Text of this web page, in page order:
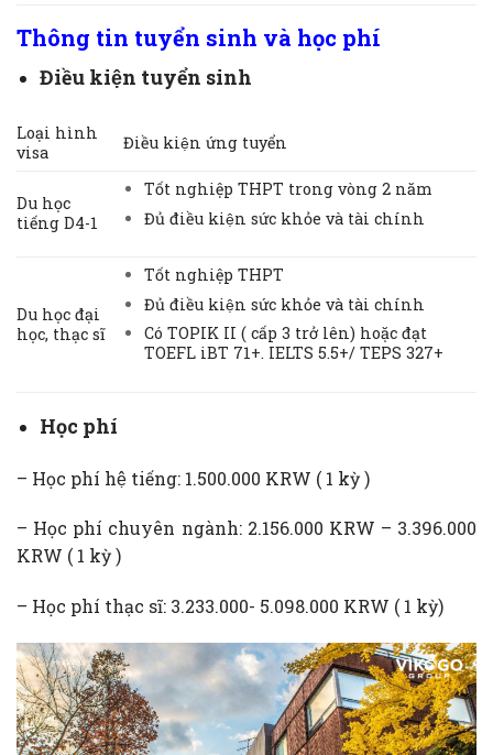
Thông tin tuyển sinh và học phí
Điều kiện tuyển sinh
Loại hình
visa
Điều kiện ứng tuyển
Du học
tiếng D4-1
Tốt nghiệp THPT trong vòng 2 năm
Đủ điều kiện sức khỏe và tài chính
Du học đại
học, thạc sĩ
Tốt nghiệp THPT
Đủ điều kiện sức khỏe và tài chính
Có TOPIK II ( cấp 3 trở lên) hoặc đạt
TOEFL iBT 71+. IELTS 5.5+/ TEPS 327+
Học phí
– Học phí hệ tiếng: 1.500.000 KRW ( 1 kỳ )
– Học phí chuyên ngành: 2.156.000 KRW – 3.396.000
KRW ( 1 kỳ )
– Học phí thạc sĩ: 3.233.000- 5.098.000 KRW ( 1 kỳ)